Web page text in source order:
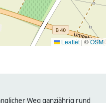
Leaflet |©OSM
Weg ganzjährig rund